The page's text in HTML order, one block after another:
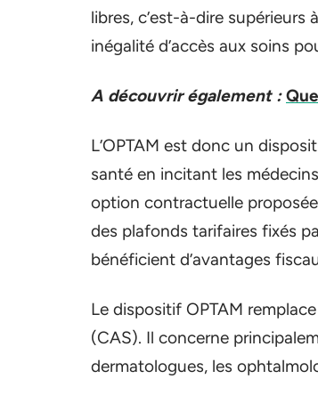
libres, c’est-à-dire
inégalité d’accès aux soins
A découvrir également :
L’OPTAM est donc un
santé en incitant les
option contractuelle
des plafonds tarifaires fixés
bénéficient d’avantages
Le dispositif OPTAM
(CAS). Il concerne
dermatologues, les